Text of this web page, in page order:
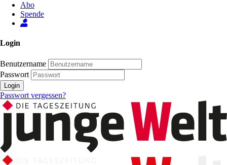
Abo
Spende
Login
Benutzername
Passwort
Login
Passwort vergessen?